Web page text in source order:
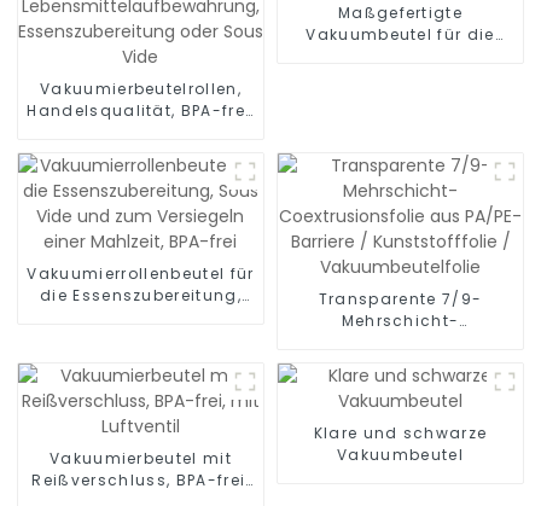
Vakuumierbeutelrollen,
Handelsqualität, BPA-frei,
Lebensmittelaufbewahrung,
Essenszubereitung oder
Sous Vide
Maßgefertigte
Vakuumbeutel für die
Vakuumierrollenbeutel für
die Essenszubereitung,
Transparente 7/9-
Mehrschicht-
PA/PE-Barriere /
Kunststofffolie /
Vakuumbeutelfolie
Vakuumierbeutel mit
Reißverschluss, BPA-frei,
Klare und schwarze
Vakuumbeutel